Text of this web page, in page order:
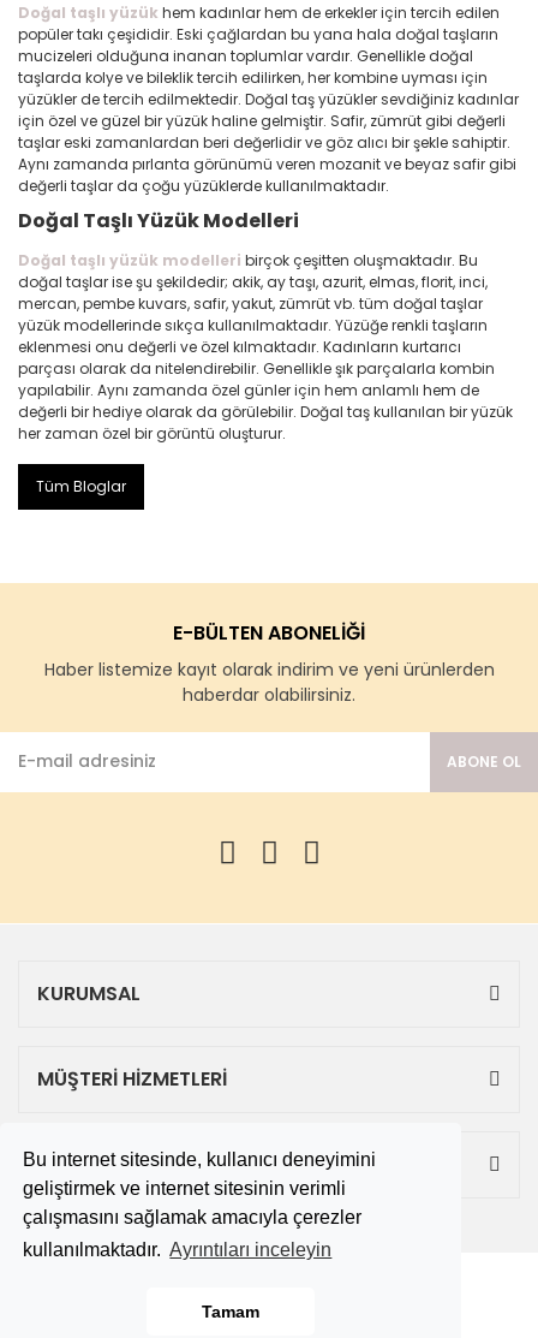
Bu internet sitesinde, kullanıcı deneyimini
geliştirmek ve internet sitesinin verimli
çalışmasını sağlamak amacıyla çerezler
kullanılmaktadır. Ayrıntıları inceleyin
Tamam
Doğal taşlı yüzük hem kadınlar hem de erkekler için tercih edilen
popüler takı çeşididir. Eski çağlardan bu yana hala doğal taşların
mucizeleri olduğuna inanan toplumlar vardır. Genellikle doğal
taşlarda kolye ve bileklik tercih edilirken, her kombine uyması için
yüzükler de tercih edilmektedir. Doğal taş yüzükler sevdiğiniz kadınlar
için özel ve güzel bir yüzük haline gelmiştir. Safir, zümrüt gibi değerli
taşlar eski zamanlardan beri değerlidir ve göz alıcı bir şekle sahiptir.
Aynı zamanda pırlanta görünümü veren mozanit ve beyaz safir gibi
değerli taşlar da çoğu yüzüklerde kullanılmaktadır.
Doğal Taşlı Yüzük Modelleri
Doğal taşlı yüzük modelleri birçok çeşitten oluşmaktadır. Bu
doğal taşlar ise şu şekildedir; akik, ay taşı, azurit, elmas, florit, inci,
mercan, pembe kuvars, safir, yakut, zümrüt vb. tüm doğal taşlar
yüzük modellerinde sıkça kullanılmaktadır. Yüzüğe renkli taşların
eklenmesi onu değerli ve özel kılmaktadır. Kadınların kurtarıcı
parçası olarak da nitelendirebilir. Genellikle şık parçalarla kombin
yapılabilir. Aynı zamanda özel günler için hem anlamlı hem de
değerli bir hediye olarak da görülebilir. Doğal taş kullanılan bir yüzük
her zaman özel bir görüntü oluşturur.
Tüm Bloglar
E-BÜLTEN ABONELİĞİ
Haber listemize kayıt olarak indirim ve yeni ürünlerden
haberdar olabilirsiniz.
ABONE OL
KURUMSAL
MÜŞTERİ HİZMETLERİ
ALIŞVERİŞ